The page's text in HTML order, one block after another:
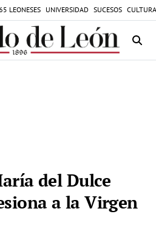
LEONESES UNIVERSIDAD SUCESOS
del Dulce
a la Virgen